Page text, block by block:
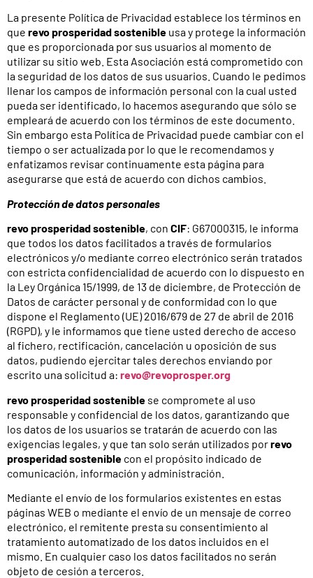
La presente Política de Privacidad establece los términos en
que revo prosperidad sostenible usa y protege la información
que es proporcionada por sus usuarios al momento de
utilizar su sitio web. Esta Asociación está comprometido con
la seguridad de los datos de sus usuarios. Cuando le pedimos
llenar los campos de información personal con la cual usted
pueda ser identificado, lo hacemos asegurando que sólo se
empleará de acuerdo con los términos de este documento.
Sin embargo esta Política de Privacidad puede cambiar con el
tiempo o ser actualizada por lo que le recomendamos y
enfatizamos revisar continuamente esta página para
asegurarse que está de acuerdo con dichos cambios.
Protección de datos personales
revo prosperidad sostenible, con CIF: G67000315, le informa
que todos los datos facilitados a través de formularios
electrónicos y/o mediante correo electrónico serán tratados
con estricta confidencialidad de acuerdo con lo dispuesto en
la Ley Orgánica 15/1999, de 13 de diciembre, de Protección de
Datos de carácter personal y de conformidad con lo que
dispone el Reglamento (UE) 2016/679 de 27 de abril de 2016
(RGPD), y le informamos que tiene usted derecho de acceso
al fichero, rectificación, cancelación u oposición de sus
datos, pudiendo ejercitar tales derechos enviando por
escrito una solicitud a: revo@revoprosper.org
revo prosperidad sostenible se compromete al uso
responsable y confidencial de los datos, garantizando que
los datos de los usuarios se tratarán de acuerdo con las
exigencias legales, y que tan solo serán utilizados porrevo
prosperidad sostenible con el propósito indicado de
comunicación, información y administración.
Mediante el envío de los formularios existentes en estas
páginas WEB o mediante el envío de un mensaje de correo
electrónico, el remitente presta su consentimiento al
tratamiento automatizado de los datos incluidos en el
mismo. En cualquier caso los datos facilitados no serán
objeto de cesión a terceros.